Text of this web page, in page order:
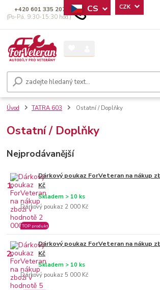
CS CZK
+420 601 335 207
(Po-Pá, 9:30-15:30 hod.)
Úvod TATRA 603 Ostatní / Doplňky
Ostatní / Doplňky
Nejprodávanější
1.
Dárkový poukaz ForVeteran na nákup
Kč
Dárkový poukaz 2 000 Kč
Skladem > 10 ks
TOP produkt
2.
Dárkový poukaz ForVeteran na nákup
Kč
Dárkový poukaz 5 000 Kč
Skladem > 10 ks